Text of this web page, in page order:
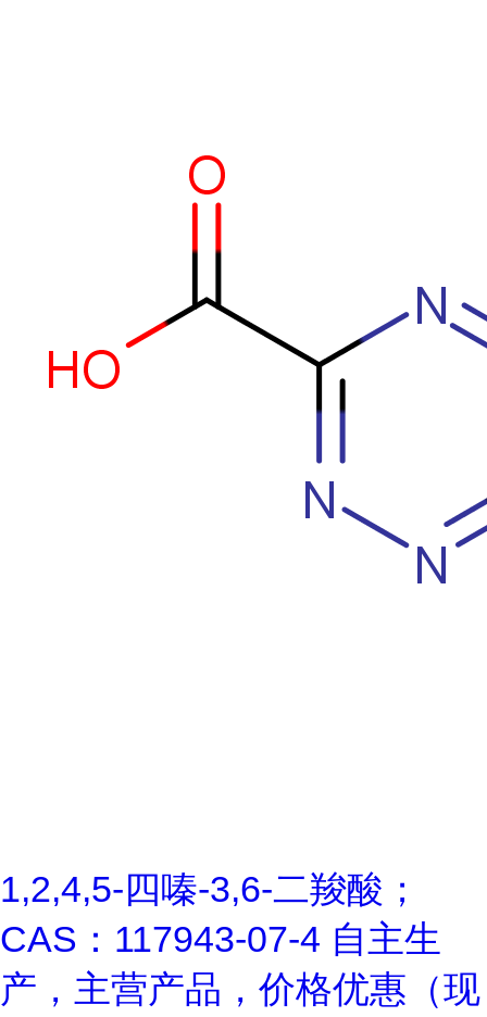
1,2,4,5-四嗪-3,6-二羧酸；
CAS：117943-07-4 自主生
产，主营产品，价格优惠（现